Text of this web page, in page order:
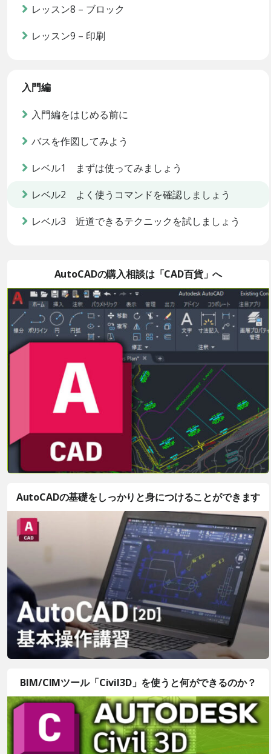
レッスン8 – ブロック
レッスン9 – 印刷
入門編
入門編をはじめる前に
バスを作図してみよう
レベル1 まずは使ってみましょう
レベル2 よく使うコマンドを確認しましょう
レベル3 近道できるテクニックを試しましょう
AutoCADの購入相談は「CAD百貨」へ
AutoCADの基礎をしっかりと身につけることができます
BIM/CIMツール「Civil3D」を使うと何ができるのか？